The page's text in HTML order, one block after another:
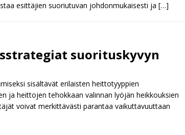
esittäjien suoriutuvan johdonmukaisesti ja […]
suorituskyvyn
sisältävät erilaisten heittotyyppien
ja heittojen tehokkaan valinnan lyöjän heikkouksien
voivat merkittävästi parantaa vaikuttavuuttaan